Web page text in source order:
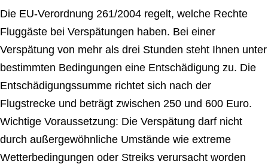
Die EU-Verordnung 261/2004 regelt, welche Rechte
Fluggäste bei Verspätungen haben. Bei einer
Verspätung von mehr als drei Stunden steht Ihnen unter
bestimmten Bedingungen eine Entschädigung zu. Die
Entschädigungssumme richtet sich nach der
Flugstrecke und beträgt zwischen 250 und 600 Euro.
Wichtige Voraussetzung: Die Verspätung darf nicht
durch außergewöhnliche Umstände wie extreme
Wetterbedingungen oder Streiks verursacht worden